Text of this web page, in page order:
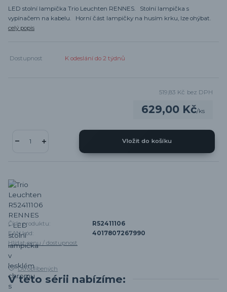
LED stolní lampička Trio Leuchten RENNES. Stolní lampička s
vypínačem na kabelu. Horní část lampičky na husím krku, lze ohýbat.
celý popis
Dostupnost K odeslání do 2 týdnů
629,00 Kč/ks
519,83 Kč bez DPH
Vložit do košíku
Číslo produktu:
R52411106
EAN kód:
4017807267990
Hlídat cenu / dostupnost
Do oblíbených
V této sérii nabízíme: